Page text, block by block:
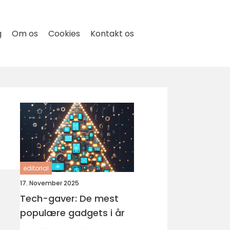
Om os Cookies Kontakt os
editorial
17. November 2025
Tech-gaver: De mest
populære gadgets i år